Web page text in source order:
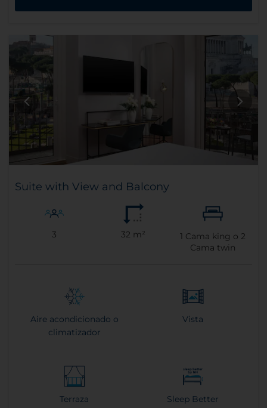
Suite with View and Balcony
3 32 m² 1 Cama king o 2
Cama twin
Aire acondicionado o
climatizador
Vista
Terraza Sleep Better